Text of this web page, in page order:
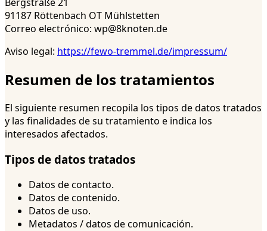
91187 Röttenbach OT Mühlstetten
Correo electrónico: wp@8knoten.de
Aviso legal: https://fewo-tremmel.de/impressum/
Resumen de los tratamientos
El siguiente resumen recopila los tipos de datos tratados
y las finalidades de su tratamiento e indica los
interesados afectados.
Tipos de datos tratados
Datos de contacto.
Datos de contenido.
Datos de uso.
Metadatos / datos de comunicación.